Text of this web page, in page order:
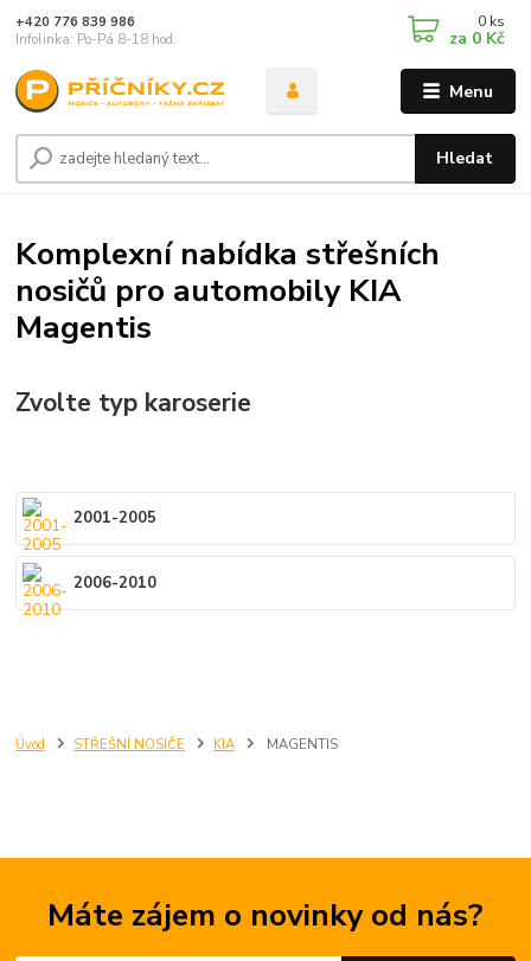
Menu
Hledat
+420 776 839 986
Infolinka: Po-Pá 8-18 hod.
0 ks
za 0 Kč
Úvod STŘEŠNÍ NOSIČE KIA MAGENTIS
Komplexní nabídka střešních
nosičů pro automobily KIA
Magentis
Zvolte typ karoserie
2001-2005
2006-2010
Máte zájem o novinky od nás?